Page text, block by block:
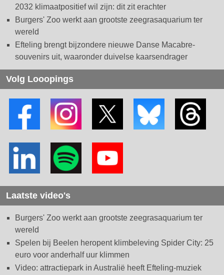
2032 klimaatpositief wil zijn: dit zit erachter
Burgers' Zoo werkt aan grootste zeegrasaquarium ter
wereld
Efteling brengt bijzondere nieuwe Danse Macabre-
souvenirs uit, waaronder duivelse kaarsendrager
Volg Looopings
Laatste video's
Burgers' Zoo werkt aan grootste zeegrasaquarium ter
wereld
Spelen bij Beelen heropent klimbeleving Spider City: 25
euro voor anderhalf uur klimmen
Video: attractiepark in Australië heeft Efteling-muziek